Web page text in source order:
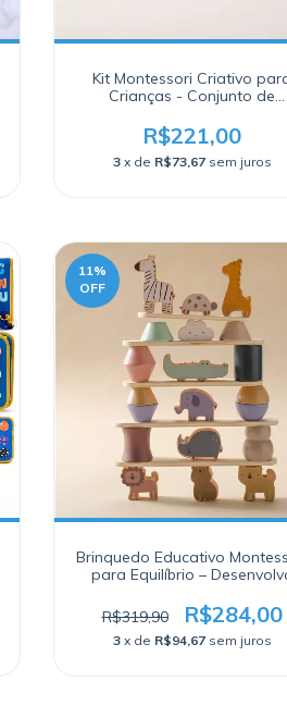
Kit Montessori Criativo
Crianças - Conjunto de
R$221,00
3 x de R$73,67 sem juros
11%
OFF
Brinquedo Educativo
para Equilíbrio –
Infantil
R$319,90 R$284,00
3 x de R$94,67 sem juros